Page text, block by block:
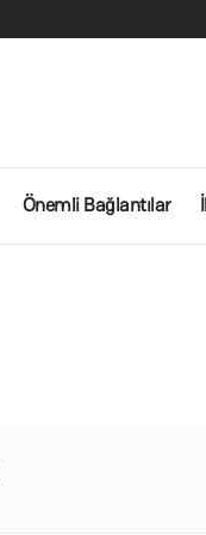
Önemli Bağlantılar